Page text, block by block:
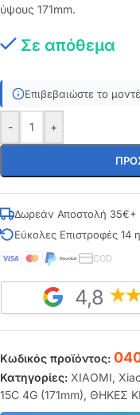
ύψους 171mm.
Σε απόθεμα
Επιβεβαιώστε το
- +
Δωρεάν Αποστολή 35€+
Εύκολες Επιστροφές 14
COD
4,8
Κωδικός προϊόντος:
Κατηγορίες: XIAOMI,
15C 4G (171mm), ΘΗΚΕΣ